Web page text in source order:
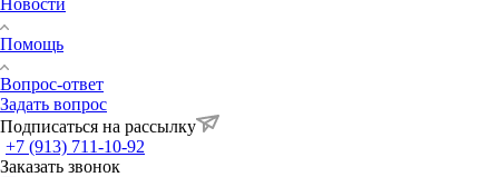
Помощь
Вопрос-ответ
Задать вопрос
Подписаться на рассылку
+7 (913) 711-10-92
Заказать звонок